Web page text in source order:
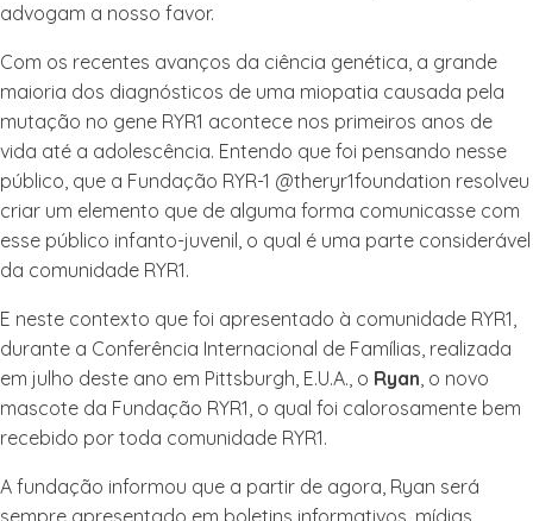
advogam a nosso favor.
Com os recentes avanços da ciência genética, a grande
maioria dos diagnósticos de uma miopatia causada pela
mutação no gene RYR1 acontece nos primeiros anos de
vida até a adolescência. Entendo que foi pensando nesse
público, que a Fundação RYR-1 @theryr1foundation resolveu
criar um elemento que de alguma forma comunicasse com
esse público infanto-juvenil, o qual é uma parte considerável
da comunidade RYR1.
E neste contexto que foi apresentado à comunidade RYR1,
durante a Conferência Internacional de Famílias, realizada
em julho deste ano em Pittsburgh, E.U.A., o Ryan, o novo
mascote da Fundação RYR1, o qual foi calorosamente bem
recebido por toda comunidade RYR1.
A fundação informou que a partir de agora, Ryan será
sempre apresentado em boletins informativos, mídias